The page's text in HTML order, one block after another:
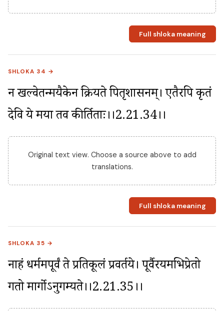
Full shloka meaning
SHLOKA 34 →
न खल्वेतन्मयैकेन क्रियते पितृशासनम्। एतैरपि कृतं
देवि ये मया तव कीर्तिताः।।2.21.34।।
Original text view. Choose a source above to add
translations.
Full shloka meaning
SHLOKA 35 →
नाहं धर्ममपूर्वं ते प्रतिकूलं प्रवर्तये। पूर्वैरयमभिप्रेतो
गतो मार्गोऽनुगम्यते।।2.21.35।।